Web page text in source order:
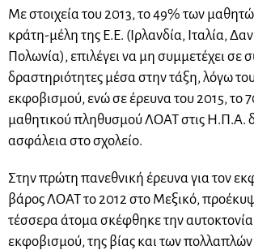
Με στοιχεία του 2013, το 49% των
κράτη-μέλη της Ε.Ε. (Ιρλανδία, Ιταλία,
Πολωνία), επιλέγει να μη συμμετέχει σε
δραστηριότητες μέσα στην τάξη, λόγω
εκφοβισμού, ενώ σε έρευνα του 2015, το
μαθητικού πληθυσμού ΛΟΑΤ στις Η.Π.Α.
ασφάλεια στο σχολείο.
Στην πρώτη πανεθνική έρευνα για τον
βάρος ΛΟΑΤ το 2012 στο Μεξικό,
τέσσερα άτομα σκέφθηκε την
εκφοβισμού, της βίας και των